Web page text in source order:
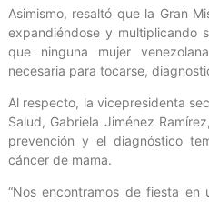
Asimismo, resaltó que la Gran
expandiéndose y multiplicando
que ninguna mujer
necesaria para tocarse,
Al respecto, la vicepresidenta
Salud, Gabriela Jiménez
prevención y el diagnóstico
cáncer de mama.
“Nos encontramos de fiesta